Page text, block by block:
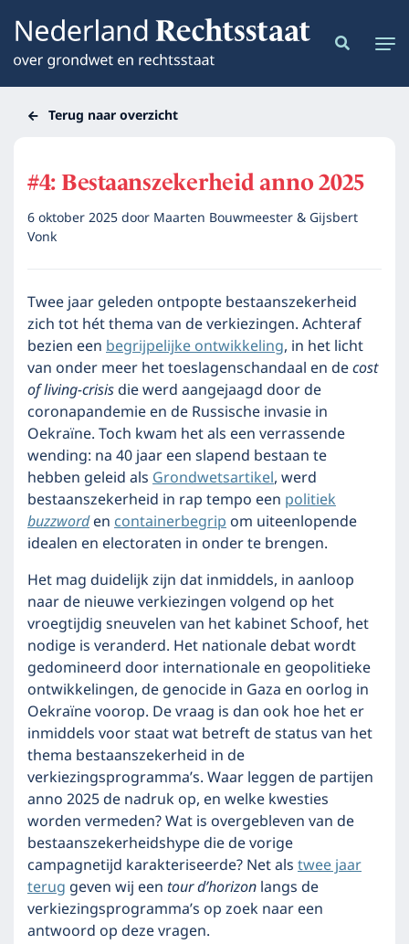
Terug naar overzicht
#4: Bestaanszekerheid anno 2025
6 oktober 2025door Maarten Bouwmeester & Gijsbert
Vonk
Twee jaar geleden ontpopte bestaanszekerheid
zich tot hét thema van de verkiezingen. Achteraf
bezien eenbegrijpelijke ontwikkeling, in het licht
van onder meer het toeslagenschandaal en decost
of living-crisisdie werd aangejaagd door de
coronapandemie en de Russische invasie in
Oekraïne. Toch kwam het als een verrassende
wending: na 40 jaar een slapend bestaan te
hebben geleid alsGrondwetsartikel, werd
bestaanszekerheid in rap tempo een politiek
buzzwordencontainerbegripom uiteenlopende
idealen en electoraten in onder te brengen.
Het mag duidelijk zijn dat inmiddels, in aanloop
naar de nieuwe verkiezingen volgend op het
vroegtijdig sneuvelen van het kabinet Schoof, het
nodige is veranderd. Het nationale debat wordt
gedomineerd door internationale en geopolitieke
ontwikkelingen, de genocide in Gaza en oorlog in
Oekraïne voorop. De vraag is dan ook hoe het er
inmiddels voor staat wat betreft de status van het
thema bestaanszekerheid in de
verkiezingsprogramma’s. Waar leggen de partijen
anno 2025 de nadruk op, en welke kwesties
worden vermeden? Wat is overgebleven van de
bestaanszekerheidshype die de vorige
campagnetijd karakteriseerde? Net alstwee jaar
terug geven wij eentour d’horizonlangs de
verkiezingsprogramma’s op zoek naar een
antwoord op deze vragen.